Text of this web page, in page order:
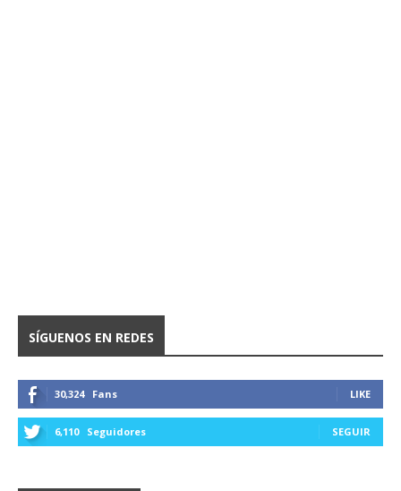
SÍGUENOS EN REDES
30,324 Fans LIKE
6,110 Seguidores SEGUIR